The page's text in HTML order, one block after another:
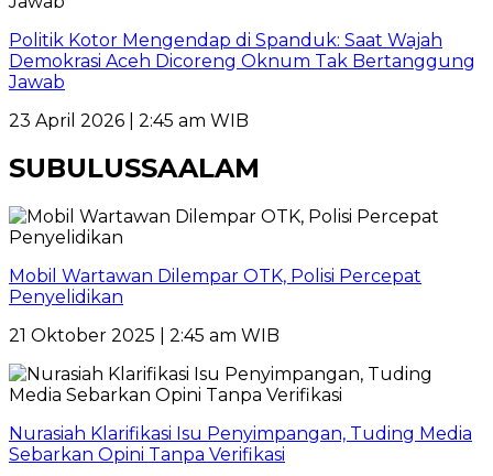
Politik Kotor Mengendap di Spanduk: Saat Wajah
Demokrasi Aceh Dicoreng Oknum Tak Bertanggung
Jawab
23 April 2026 | 2:45 am WIB
SUBULUSSAALAM
Mobil Wartawan Dilempar OTK, Polisi Percepat
Penyelidikan
21 Oktober 2025 | 2:45 am WIB
Nurasiah Klarifikasi Isu Penyimpangan, Tuding Media
Sebarkan Opini Tanpa Verifikasi